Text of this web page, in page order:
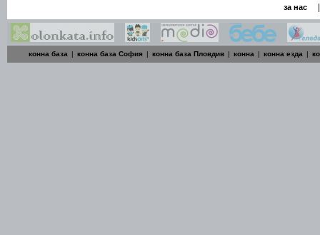
за нас |
конна база | конна база София | конна база Пловдив | конна | конна езда |